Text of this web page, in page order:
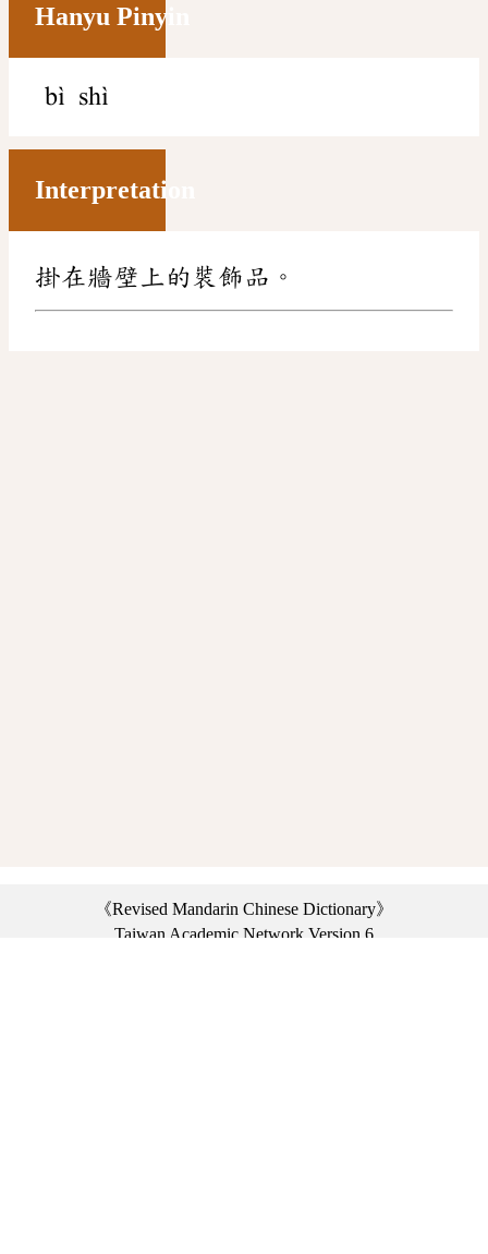
Hanyu Pinyin
bì shì
Interpretation
掛在牆壁上的裝飾品。
《Revised Mandarin Chinese Dictionary》
Taiwan Academic Network Version 6